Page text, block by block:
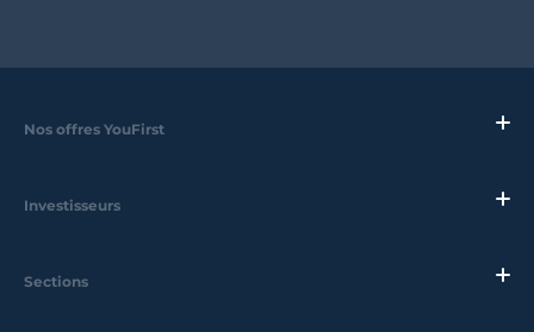
Nos offres YouFirst
Investisseurs
Sections